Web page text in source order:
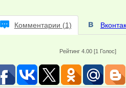
Комментарии (1)
Рейтинг 4.00 [1 Голос]